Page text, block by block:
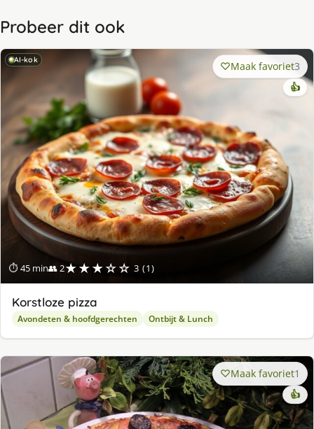
Probeer dit ook
AI-kok
⏱ 45 min👥 2★★★☆☆ 3 (1)
Maak favoriet3
👍
Korstloze pizza
Avondeten & hoofdgerechten Ontbijt & Lunch
Maak favoriet1
👍